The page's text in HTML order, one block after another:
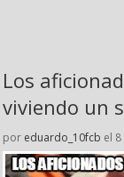
Los
viviendo un
por eduardo_10fcb el